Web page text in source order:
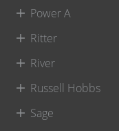
Power A
Ritter
River
Russell Hobbs
Sage